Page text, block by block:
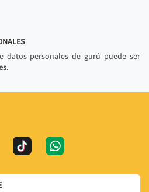
datos personales de gurú puede ser
.